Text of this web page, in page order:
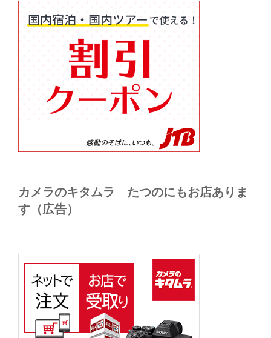
カメラのキタムラ たつのにもお店ありま
す（広告）